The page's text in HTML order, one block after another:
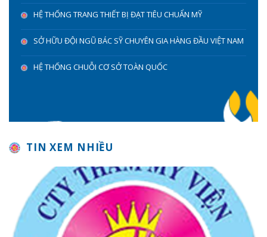
HỆ THỐNG TRANG THIẾT BỊ ĐẠT TIÊU CHUẨN MỸ
SỞ HỮU ĐỘI NGŨ BÁC SỸ CHUYÊN GIA HÀNG ĐẦU VIỆT NAM
HỆ THỐNG CHUỖI CƠ SỞ TOÀN QUỐC
TIN XEM NHIỀU